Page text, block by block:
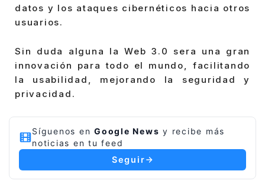
datos y los ataques cibernéticos hacia otros
usuarios.
Sin duda alguna la Web 3.0 sera una gran
innovación para todo el mundo, facilitando
la usabilidad, mejorando la seguridad y
privacidad.
Síguenos en Google News y recibe más
noticias en tu feed
Seguir